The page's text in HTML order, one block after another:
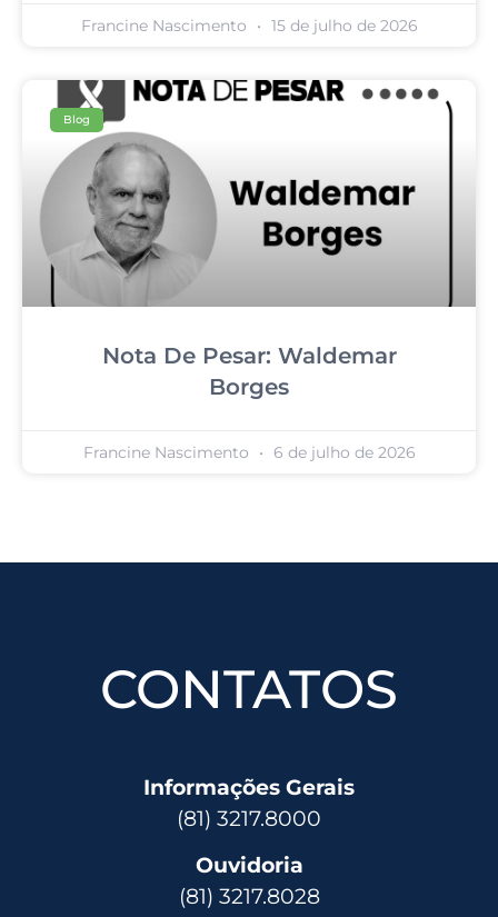
Francine Nascimento 15 de julho de 2026
Blog
Nota De Pesar: Waldemar
Borges
Francine Nascimento 6 de julho de 2026
CONTATOS
Informações Gerais
(81) 3217.8000
Ouvidoria
(81) 3217.8028